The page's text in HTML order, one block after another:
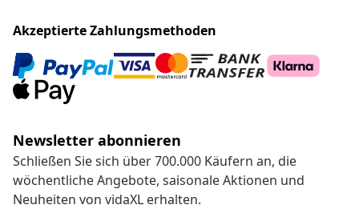
Akzeptierte Zahlungsmethoden
Newsletter abonnieren
Schließen Sie sich über 700.000 Käufern an, die
wöchentliche Angebote, saisonale Aktionen und
Neuheiten von vidaXL erhalten.